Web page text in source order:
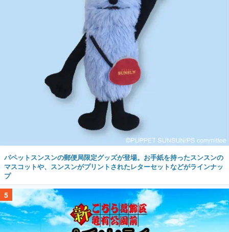
パペットスンスンの郵便局限定グッズが登場。お手紙を持ったスンスンの
マスコットや、スンスンがプリントされたレターセットなどがラインナッ
プ
5